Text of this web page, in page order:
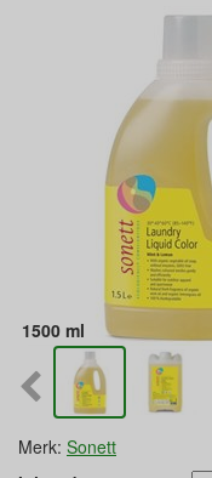
1500 ml
Merk: Sonett